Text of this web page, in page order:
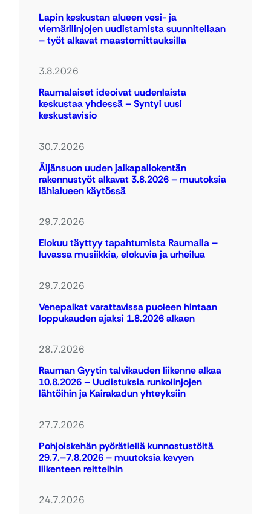
Lapin keskustan alueen vesi- ja
viemärilinjojen uudistamista suunnitellaan
– työt alkavat maastomittauksilla
3.8.2026
Raumalaiset ideoivat uudenlaista
keskustaa yhdessä – Syntyi uusi
keskustavisio
30.7.2026
Äijänsuon uuden jalkapallokentän
rakennustyöt alkavat 3.8.2026 – muutoksia
lähialueen käytössä
29.7.2026
Elokuu täyttyy tapahtumista Raumalla –
luvassa musiikkia, elokuvia ja urheilua
29.7.2026
Venepaikat varattavissa puoleen hintaan
loppukauden ajaksi 1.8.2026 alkaen
28.7.2026
Rauman Gyytin talvikauden liikenne alkaa
10.8.2026 – Uudistuksia runkolinjojen
lähtöihin ja Kairakadun yhteyksiin
27.7.2026
Pohjoiskehän pyörätiellä kunnostustöitä
29.7.–7.8.2026 – muutoksia kevyen
liikenteen reitteihin
24.7.2026